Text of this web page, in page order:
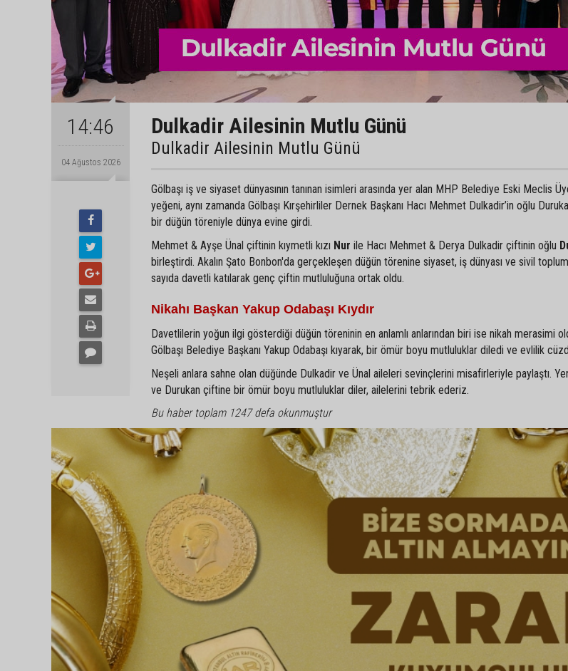
14:46
04 Ağustos 2026
Dulkadir Ailesinin Mutlu Günü
Dulkadir Ailesinin Mutlu Günü
Gölbaşı iş ve siyaset dünyasının tanınan isimleri arasında yer alan MHP Belediye Eski Meclis
yeğeni, aynı zamanda Gölbaşı Kırşehirliler Dernek Başkanı Hacı Mehmet Dulkadir’in oğlu
bir düğün töreniyle dünya evine girdi.
Mehmet & Ayşe Ünal çiftinin kıymetli kızı Nur ile Hacı Mehmet & Derya Dulkadir çiftinin oğlu
birleştirdi. Akalın Şato Bonbon'da gerçekleşen düğün törenine siyaset, iş dünyası ve sivil
sayıda davetli katılarak genç çiftin mutluluğuna ortak oldu.
Nikahı Başkan Yakup Odabaşı Kıydır
Davetlilerin yoğun ilgi gösterdiği düğün töreninin en anlamlı anlarından biri ise nikah merasimi
Gölbaşı Belediye Başkanı Yakup Odabaşı kıyarak, bir ömür boyu mutluluklar diledi ve evlilik
Neşeli anlara sahne olan düğünde Dulkadir ve Ünal aileleri sevinçlerini misafirleriyle paylaştı.
ve Durukan çiftine bir ömür boyu mutluluklar diler, ailelerini tebrik ederiz.
Bu haber toplam 1247 defa okunmuştur